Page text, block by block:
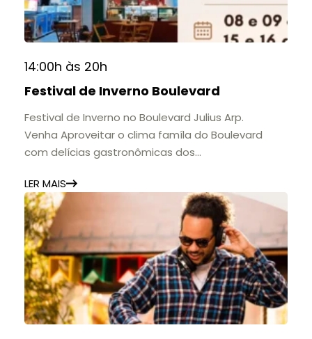
formação de gerações.
📍 Casarão Julius Arp
📅 Até 30 de setembro
11h às 17h
🎟️ Entrada gratuita.
14:00h às 20h
Festival de Inverno Boulevard
Festival de Inverno no Boulevard Julius Arp.
Venha Aproveitar o clima famíla do Boulevard
com delícias gastronômicas dos
LER MAIS